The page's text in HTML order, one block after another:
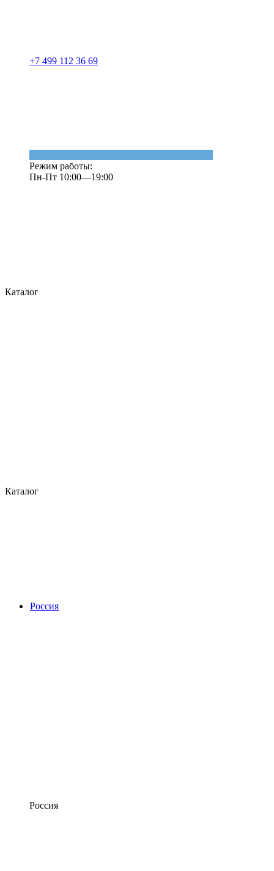
+7 499 112 36 69
Режим работы:
Пн-Пт 10:00—19:00
Каталог
Каталог
Россия
Россия